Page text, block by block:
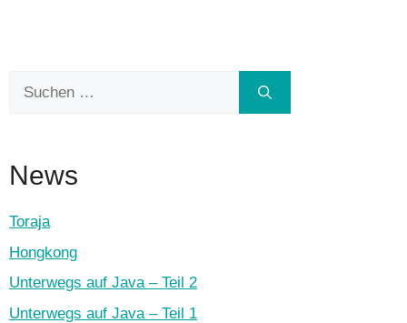
News
Toraja
Hongkong
Unterwegs auf Java – Teil 2
Unterwegs auf Java – Teil 1